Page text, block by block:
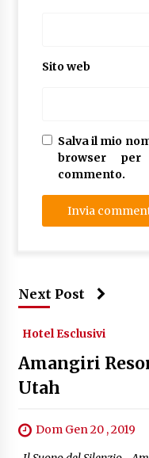
Sito web
Salva il mio
browser
commento.
Next Post
Hotel Esclusivi
Amangiri
Utah
Dom Gen 20 , 2019